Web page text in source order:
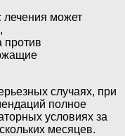
лечения может
против
случаях, при
полное
условиях за
месяцев.